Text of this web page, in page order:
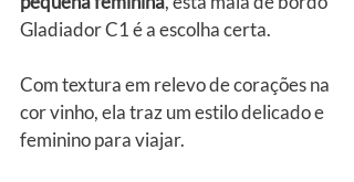
Gladiador C1 é a escolha certa.
Com textura em relevo de corações na
cor vinho, ela traz um estilo delicado e
feminino para viajar.